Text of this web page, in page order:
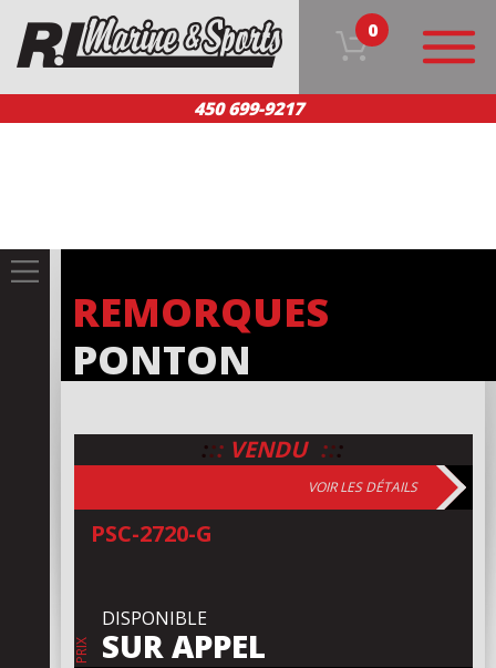
450 699-9217
ACCUEIL
0
REMORQUES
PONTON
::: VENDU :::
VOIR LES DÉTAILS
PSC-2720-G
PRIX
DISPONIBLE
SUR APPEL